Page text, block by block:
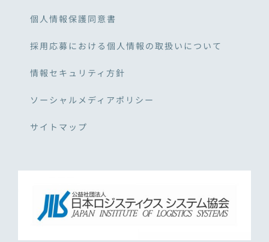
個人情報保護同意書
採用応募における個人情報の取扱いについて
情報セキュリティ方針
ソーシャルメディアポリシー
サイトマップ